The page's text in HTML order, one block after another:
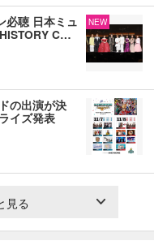
必聴 日本ミュ
C…
NEW
の出演が決
イズ発表
見る